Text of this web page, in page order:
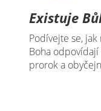
Existuje
Podívejte se,
Boha
prorok a